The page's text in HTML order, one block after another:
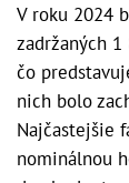
V roku 2024
zadržaných
čo
nich bolo
Najčastejšie
nominálnou